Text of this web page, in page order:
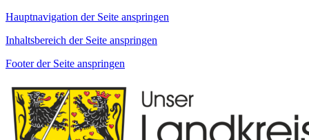
Hauptnavigation der Seite anspringen
Inhaltsbereich der Seite anspringen
Footer der Seite anspringen